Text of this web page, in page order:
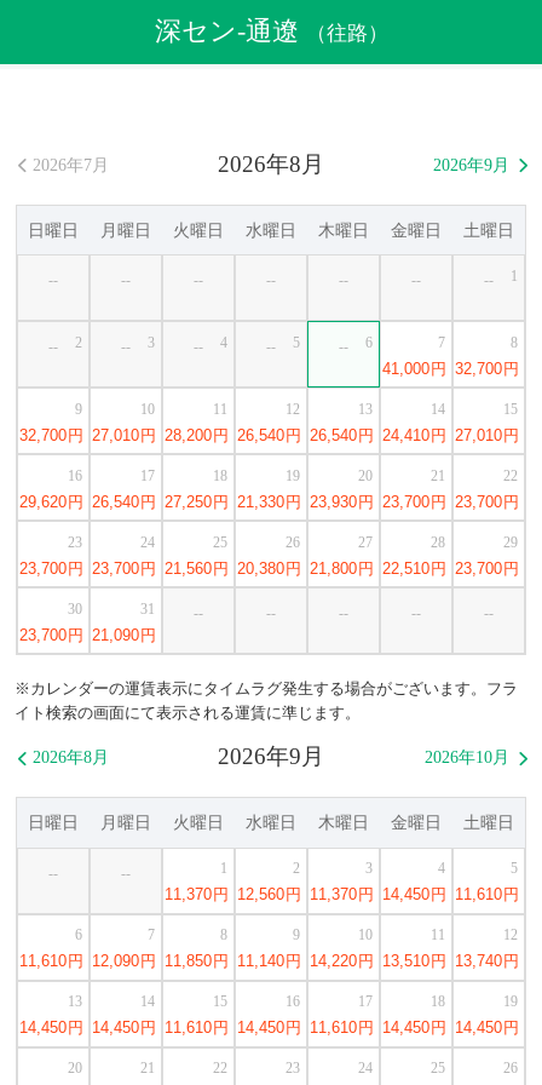
中国格安航空券
深セン発通遼行き格安航空券
深セン-通遼 （往路）
2026年8月
 2026年7月 2026年9月 
日曜日 月曜日 火曜日 水曜日 木曜日 金曜日 土曜日
-- -- -- -- -- -- -- 1
-- 2 -- 3 -- 4 -- 5 -- 6
41,000 円
7
32,700 円
8
32,700円
9
27,010円
10
28,200円
11
26,540円
12
26,540円
13
24,410円
14
27,010円
15
29,620円
16
26,540円
17
27,250円
18
21,330円
19
23,930円
20
23,700円
21
23,700円
22
23,700円
23
23,700円
24
21,560円
25
20,380円
26
21,800円
27
22,510円
28
23,700円
29
23,700円
30
21,090円
31 -- -- -- -- --
※カレンダーの運賃表示にタイムラグ発生する場合がございます。フラ
イト検索の画面にて表示される運賃に準じます。
2026年9月
 2026年8月 2026年10月 
日曜日 月曜日 火曜日 水曜日 木曜日 金曜日 土曜日
-- --
11,370 円
1
12,560 円
2
11,370 円
3
14,450 円
4
11,610 円
5
11,610 円
6
12,090 円
7
11,850 円
8
11,140 円
9
14,220 円
10
13,510 円
11
13,740 円
12
14,450 円
13
14,450 円
14
11,610 円
15
14,450 円
16
11,610 円
17
14,450 円
18
14,450 円
19
20 21 22 23 24 25 26